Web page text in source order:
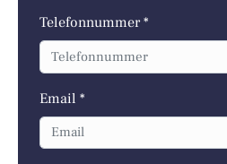
Telefonnummer *
Email *